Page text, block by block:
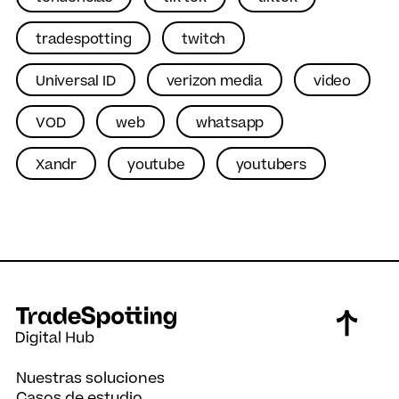
tradespotting twitch
Universal ID verizon media video
VOD web whatsapp
Xandr youtube youtubers
Nuestras soluciones